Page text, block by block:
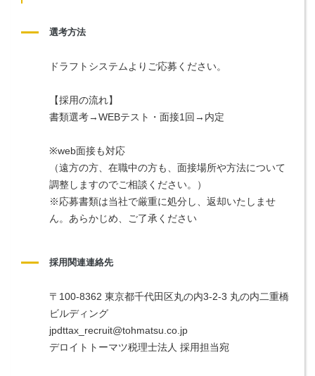
選考方法
ドラフトシステムよりご応募ください。
【採用の流れ】
書類選考→WEBテスト・面接1回→内定
※web面接も対応
（遠方の方、在職中の方も、面接場所や方法について
調整しますのでご相談ください。）
※応募書類は当社で厳重に処分し、返却いたしませ
ん。あらかじめ、ご了承ください
採用関連連絡先
〒100-8362 東京都千代田区丸の内3-2-3 丸の内二重橋
ビルディング
jpdttax_recruit@tohmatsu.co.jp
デロイトトーマツ税理士法人 採用担当宛